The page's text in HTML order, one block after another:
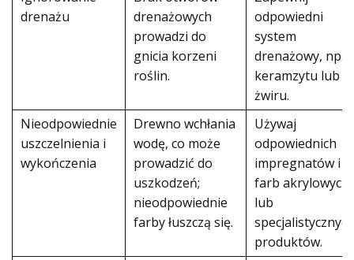
drenażu
drenażowych
prowadzi do
gnicia korzeni
roślin.
odpowiedni
system
drenażowy, np. z
keramzytu lub
żwiru.
Nieodpowiednie
uszczelnienia i
wykończenia
Drewno wchłania
wodę, co może
prowadzić do
uszkodzeń;
nieodpowiednie
farby łuszczą się.
Używaj
odpowiednich
impregnatów i
farb akrylowych
lub
specjalistycznych
produktów.